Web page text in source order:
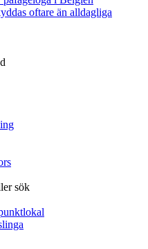
oftare än alldagliga
sök